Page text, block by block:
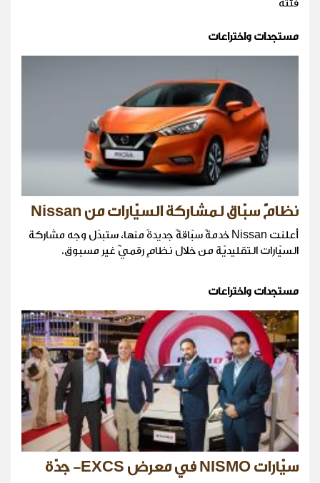
فئته
مستجدات واختراعات
نظامٌ سبّاق لمشاركة السيّارات من Nissan
أعلنت Nissan خدمةً سبّاقةً جديدةً منها، ستبدّل وجه مشاركة
السيّارات التقليديّة من خلال نظامٍ رقميًّ غير مسبوق.
مستجدات واختراعات
سيّارات NISMO في معرض EXCS- جدّة